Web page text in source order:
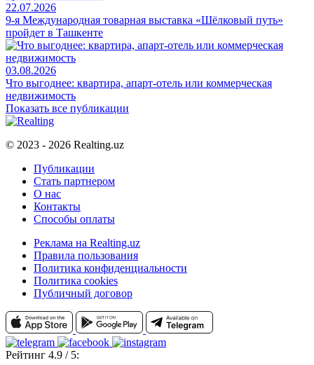
22.07.2026
9-я Международная товарная выставка «Шёлковый путь»
пройдет в Ташкенте
03.08.2026
Что выгоднее: квартира, апарт-отель или коммерческая
недвижимость
Показать все публикации
© 2023 - 2026 Realting.uz
Публикации
Стать партнером
О нас
Контакты
Способы оплаты
Реклама на Realting.uz
Правила пользования
Политика конфиденциальности
Политика cookies
Публичный договор
Рейтинг 4.9 / 5: